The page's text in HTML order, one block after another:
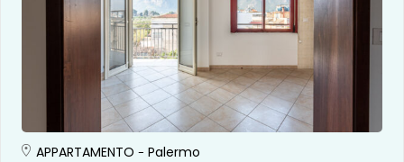
APPARTAMENTO Palermo